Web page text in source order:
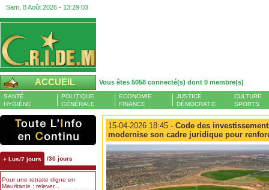
Sam, 8 Août 2026 - 13:29:04
ACCUEIL Vous êtes 5058 connecté(s) dont 0 membre(s)
SANTÉ
HYGIÈNE
POLITIQUE
GÉNÉRALE
ECONOMIE
FINANCE
JUSTICE
DÉMOCRATIE
CULTURE
SPORTS
+ Lus/7 jours /30 jours
Pour une retraite digne en
Mauritanie : relever...
15-04-2026 18:45 - Code des
modernise son cadre juridique pour